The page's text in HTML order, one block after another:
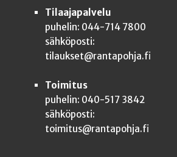
Tilaajapalvelu
puhelin: 044-714 7800
sähköposti:
tilaukset@rantapohja.fi
Toimitus
puhelin: 040-517 3842
sähköposti:
toimitus@rantapohja.fi